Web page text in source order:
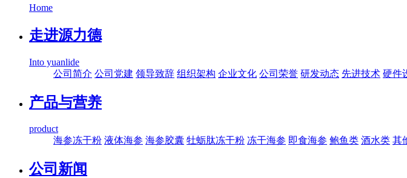
Home
走进源力德
Into yuanlide
公司简介 公司党建 领导致辞 组织架构 企业文化 公司荣誉 研发动态 先进技术 硬件
产品与营养
product
海参冻干粉 液体海参 海参胶囊 牡蛎肽冻干粉 冻干海参 即食海参 鲍鱼类 酒水类 其
公司新闻